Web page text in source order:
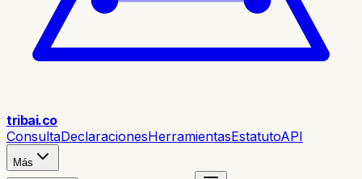
tribai.co
ConsultaDeclaracionesHerramientasEstatutoAPI
Más